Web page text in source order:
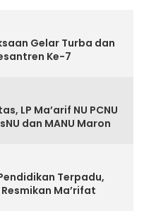
Gelar Turba dan
Ke-7
LP Ma’arif NU PCNU
dan MANU Maron
Terpadu,
Ma’rifat